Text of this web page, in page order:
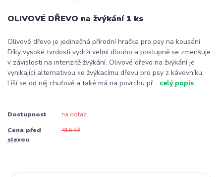
OLIVOVÉ DŘEVO na žvýkání 1 ks
Olivové dřevo je jedinečná přírodní hračka pro psy na kousání.
Díky vysoké tvrdosti vydrží velmi dlouho a postupně se zmenšuje
v závislosti na intenzitě žvýkání. Olivové dřevo na žvýkání je
vynikající alternativou ke žvýkacímu dřevu pro psy z kávovníku.
Liší se od něj chuťově a také má na povrchu př... celý popis
Dostupnost na dotaz
Cena před
slevou
416 Kč